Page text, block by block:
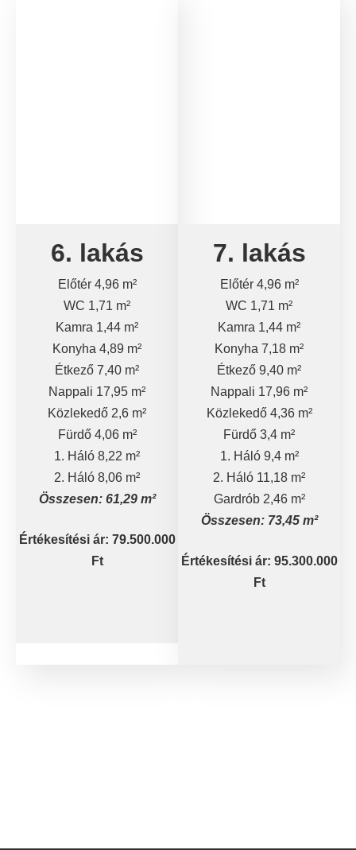
6. lakás
Előtér 4,96 m²
WC 1,71 m²
Kamra 1,44 m²
Konyha 4,89 m²
Étkező 7,40 m²
Nappali 17,95 m²
Közlekedő 2,6 m²
Fürdő 4,06 m²
1. Háló 8,22 m²
2. Háló 8,06 m²
Összesen: 61,29 m²
Értékesítési ár: 79.500.000
Ft
7. lakás
Előtér 4,96 m²
WC 1,71 m²
Kamra 1,44 m²
Konyha 7,18 m²
Étkező 9,40 m²
Nappali 17,96 m²
Közlekedő 4,36 m²
Fürdő 3,4 m²
1. Háló 9,4 m²
2. Háló 11,18 m²
Gardrób 2,46 m²
Összesen: 73,45 m²
Értékesítési ár: 95.300.000
Ft